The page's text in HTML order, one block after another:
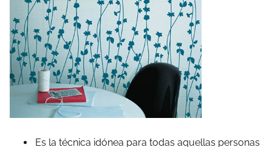
Es la técnica idónea para todas aquellas personas